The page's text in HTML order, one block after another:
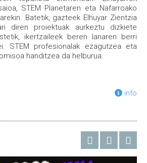
STEM Planetaren eta Nafarroako
Batetik, gazteek Elhuyar Zientzia
diren proiektuak aurkeztu dizkiete
ikertzaileek beren lanaren berri
STEM profesionalak ezagutzea eta
handitzea da helburua.
info